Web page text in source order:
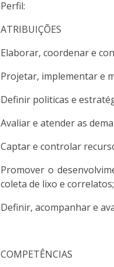
Perfil:
ATRIBUIÇÕES
Elaborar, coordenar e
Projetar, implementar e
Definir politicas e
Avaliar e atender as
Captar e controlar
Promover o
coleta de lixo e correlatos;
Definir, acompanhar e
COMPETÊNCIAS